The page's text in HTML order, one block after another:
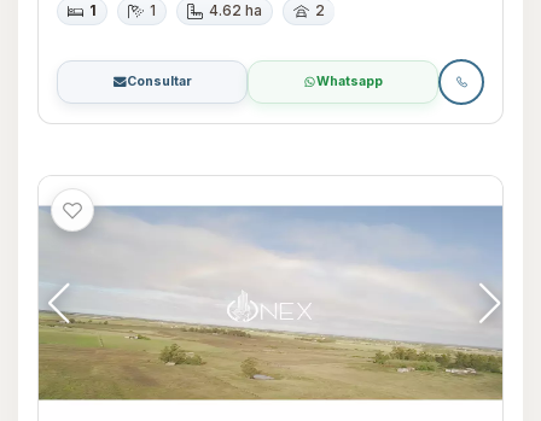
1 1 4.62 ha 2
Consultar Whatsapp